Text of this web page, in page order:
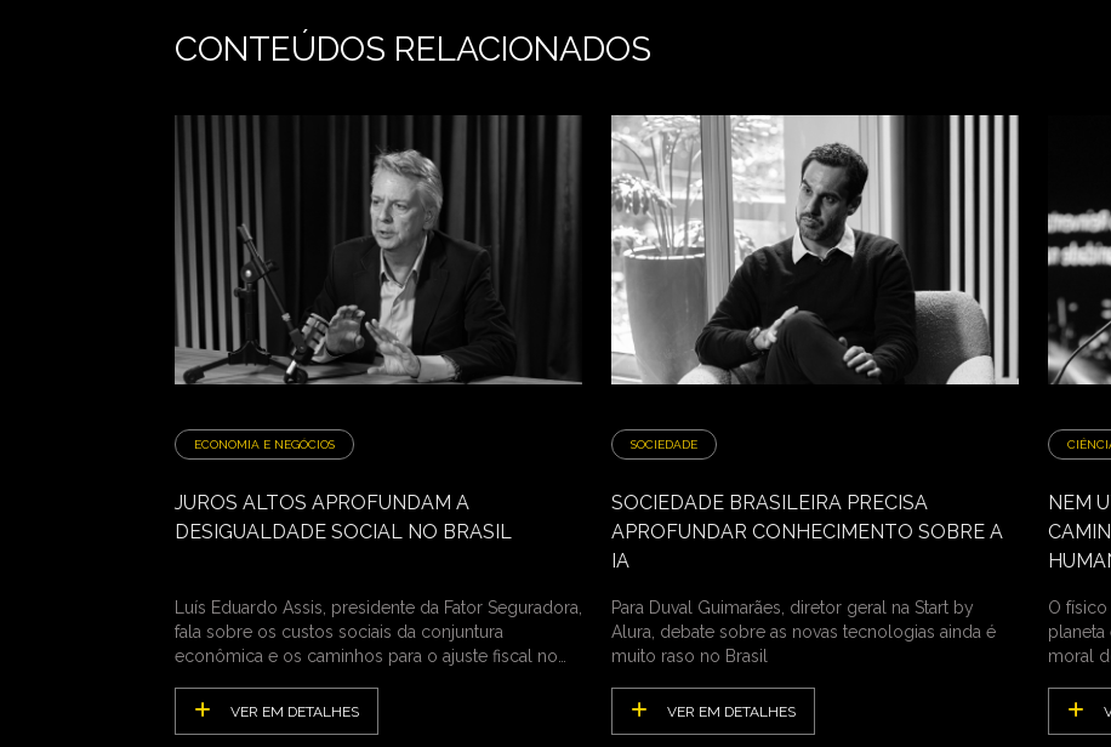
CONTEÚDOS RELACIONADOS
ECONOMIA E NEGÓCIOS
JUROS ALTOS APROFUNDAM A
DESIGUALDADE SOCIAL NO BRASIL
Luís Eduardo Assis, presidente da Fator Seguradora,
fala sobre os custos sociais da conjuntura
econômica e os caminhos para o ajuste fiscal no
VER EM DETALHES
SOCIEDADE
SOCIEDADE BRASILEIRA PRECISA
APROFUNDAR CONHECIMENTO SOBRE A
IA
Para Duval Guimarães, diretor geral na Start by
Alura, debate sobre as novas tecnologias ainda é
muito raso no Brasil
VER EM DETALHES
NEM
O
planeta
moral